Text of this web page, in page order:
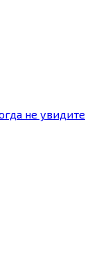
не увидите